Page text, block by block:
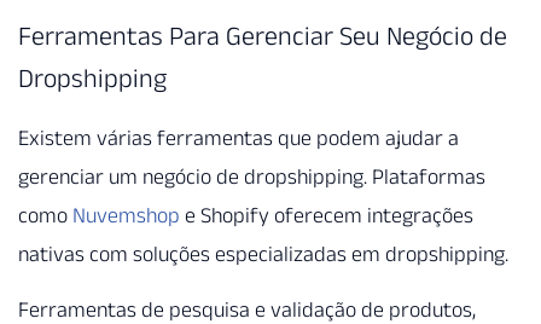
Ferramentas Para Gerenciar Seu Negócio de
Dropshipping
Existem várias ferramentas que podem ajudar a
gerenciar um negócio de dropshipping. Plataformas
como Nuvemshop e Shopify oferecem integrações
nativas com soluções especializadas em dropshipping.
Ferramentas de pesquisa e validação de produtos,